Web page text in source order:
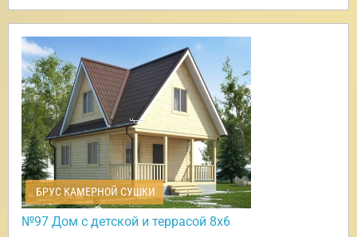
БРУС КАМЕРНОЙ СУШКИ
№97 Дом с детской и террасой 8х6